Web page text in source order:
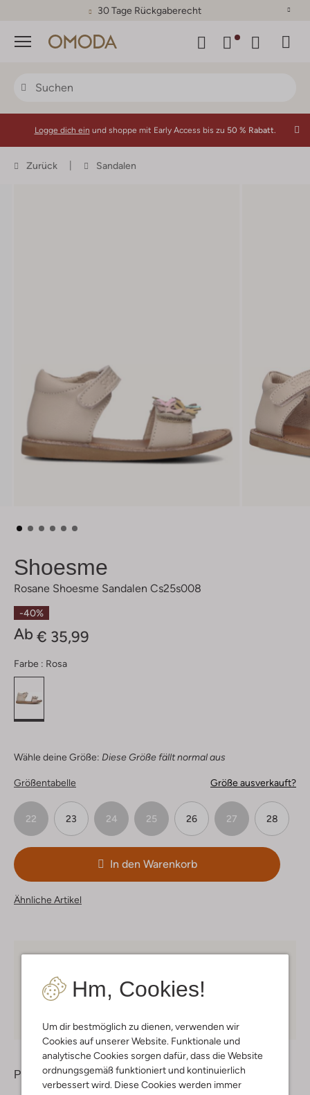
30 Tage Rückgaberecht
Menü
Hm, Cookies!
Um dir bestmöglich zu dienen, verwenden wir
Cookies auf unserer Website. Funktionale und
analytische Cookies sorgen dafür, dass die Website
ordnungsgemäß funktioniert und kontinuierlich
verbessert wird. Diese Cookies werden immer
Logge dich ein und shoppe mit Early Access bis zu 50 % Rabatt.
Zurück Sandalen
Shoesme
Rosane Shoesme Sandalen Cs25s008
-40%
Ab € 35,99
Farbe : Rosa
Wähle deine Größe: Diese Größe fällt normal aus
Größentabelle Größe ausverkauft?
22 23 24 25 26 27 28
In den Warenkorb
Ähnliche Artikel
Mitglieder in Deutschland
Kauf auf Rechnung
Produktinformation